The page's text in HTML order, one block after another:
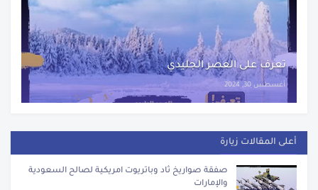
تعرف على العصر الجليدي
أغسطس 30, 2024
أعلى المقالات زيارة
صفقة صواريخ ثاد وباتريوت امريكية لصالح السعودية
والإمارات